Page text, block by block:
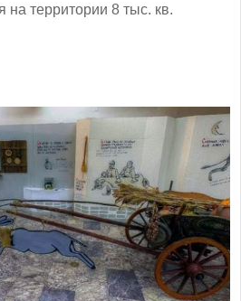
на территории 8 тыс. кв.